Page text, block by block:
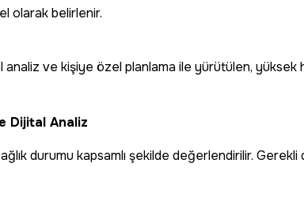
olarak belirlenir.
analiz ve kişiye özel planlama ile yürütülen,
Dijital Analiz
durumu kapsamlı şekilde değerlendirilir.